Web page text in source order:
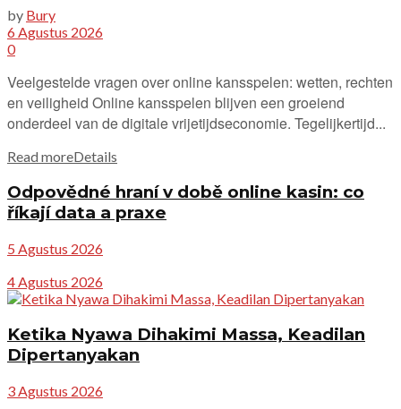
by Bury
6 Agustus 2026
0
Veelgestelde vragen over online kansspelen: wetten, rechten
en veiligheid Online kansspelen blijven een groeiend
onderdeel van de digitale vrijetijdseconomie. Tegelijkertijd...
Read moreDetails
Odpovědné hraní v době online kasin: co
říkají data a praxe
5 Agustus 2026
4 Agustus 2026
Ketika Nyawa Dihakimi Massa, Keadilan
Dipertanyakan
3 Agustus 2026